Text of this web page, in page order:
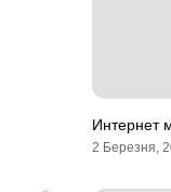
Интернет
2 Березня,